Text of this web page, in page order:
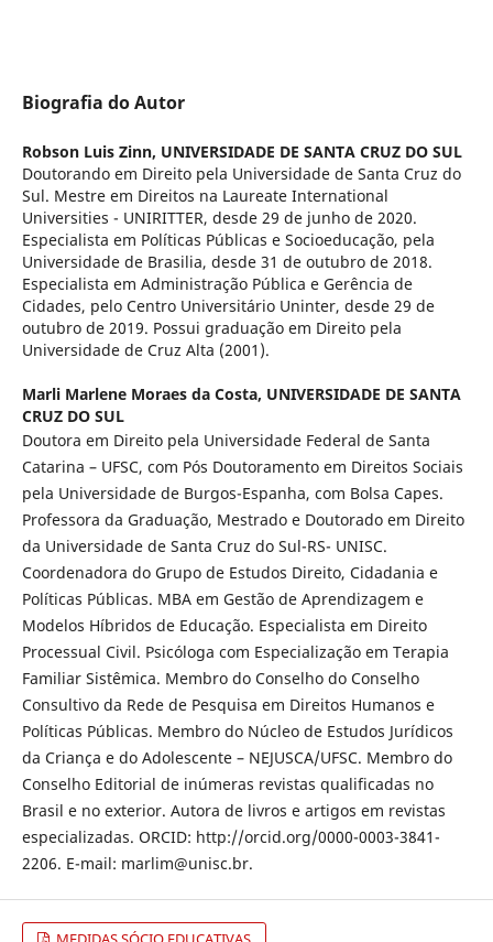
Biografia do Autor
Robson Luis Zinn, UNIVERSIDADE DE SANTA CRUZ DO SUL
Doutorando em Direito pela Universidade de Santa Cruz do
Sul. Mestre em Direitos na Laureate International
Universities - UNIRITTER, desde 29 de junho de 2020.
Especialista em Políticas Públicas e Socioeducação, pela
Universidade de Brasilia, desde 31 de outubro de 2018.
Especialista em Administração Pública e Gerência de
Cidades, pelo Centro Universitário Uninter, desde 29 de
outubro de 2019. Possui graduação em Direito pela
Universidade de Cruz Alta (2001).
Marli Marlene Moraes da Costa, UNIVERSIDADE DE SANTA
CRUZ DO SUL
Doutora em Direito pela Universidade Federal de Santa
Catarina – UFSC, com Pós Doutoramento em Direitos Sociais
pela Universidade de Burgos-Espanha, com Bolsa Capes.
Professora da Graduação, Mestrado e Doutorado em Direito
da Universidade de Santa Cruz do Sul-RS- UNISC.
Coordenadora do Grupo de Estudos Direito, Cidadania e
Políticas Públicas. MBA em Gestão de Aprendizagem e
Modelos Híbridos de Educação. Especialista em Direito
Processual Civil. Psicóloga com Especialização em Terapia
Familiar Sistêmica. Membro do Conselho do Conselho
Consultivo da Rede de Pesquisa em Direitos Humanos e
Políticas Públicas. Membro do Núcleo de Estudos Jurídicos
da Criança e do Adolescente – NEJUSCA/UFSC. Membro do
Conselho Editorial de inúmeras revistas qualificadas no
Brasil e no exterior. Autora de livros e artigos em revistas
especializadas. ORCID: http://orcid.org/0000-0003-3841-
2206. E-mail: marlim@unisc.br.